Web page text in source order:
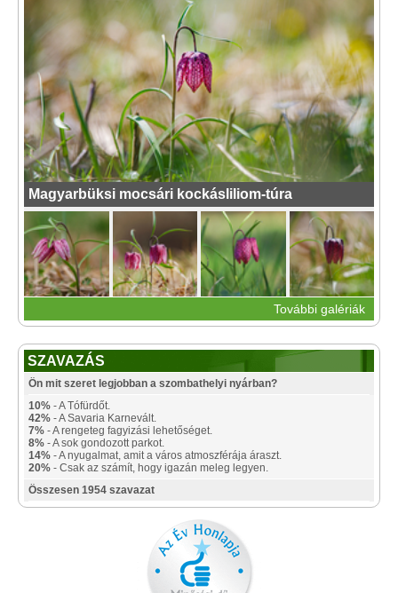
Magyarbüksi mocsári kockásliliom-túra
További galériák
SZAVAZÁS
Ön mit szeret legjobban a szombathelyi nyárban?
10% - A Tófürdőt.
42% - A Savaria Karnevált.
7% - A rengeteg fagyizási lehetőséget.
8% - A sok gondozott parkot.
14% - A nyugalmat, amit a város atmoszférája áraszt.
20% - Csak az számít, hogy igazán meleg legyen.
Összesen 1954 szavazat